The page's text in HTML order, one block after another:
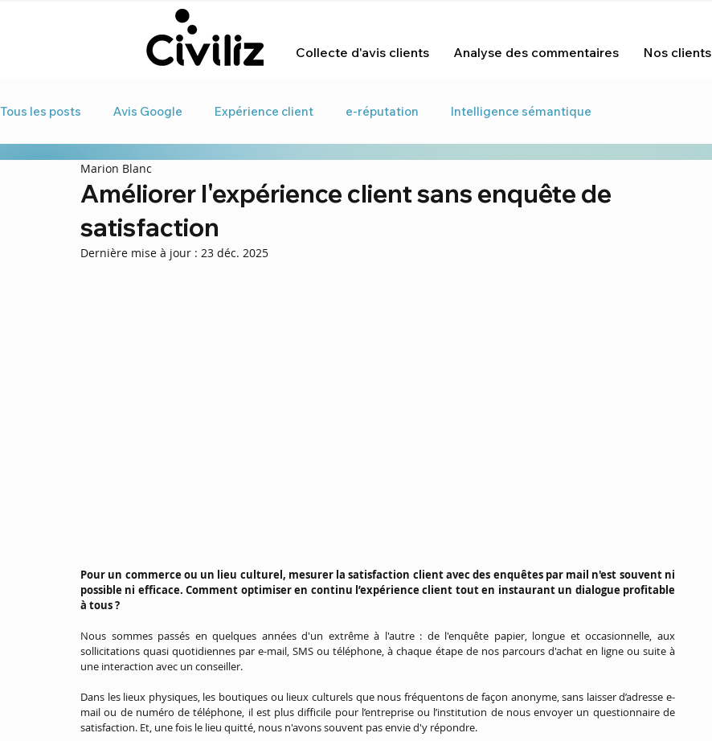
Collecte d'avis clients Analyse des commentaires Nos clients
Tous les posts Avis Google Expérience client e-réputation Intelligence sémantique
Connaissance des publics
Borne d'avis client
Améliorer l'expérience client sans enquête de
satisfaction
Marion Blanc
Dernière mise à jour : 23 déc. 2025
Pour un commerce ou un lieu culturel, mesurer la satisfaction client avec des enquêtes par mail n'est souvent ni
possible ni efficace. Comment optimiser en continu l’expérience client tout en instaurant un dialogue profitable
à tous ?
Nous sommes passés en quelques années d'un extrême à l'autre : de l'enquête papier, longue et occasionnelle, aux
sollicitations quasi quotidiennes par e-mail, SMS ou téléphone, à chaque étape de nos parcours d'achat en ligne ou suite à
une interaction avec un conseiller.
Dans les lieux physiques, les boutiques ou lieux culturels que nous fréquentons de façon anonyme, sans laisser d’adresse e-
mail ou de numéro de téléphone, il est plus difficile pour l’entreprise ou l’institution de nous envoyer un questionnaire de
satisfaction. Et, une fois le lieu quitté, nous n'avons souvent pas envie d'y répondre.